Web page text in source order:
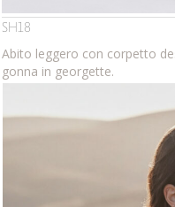
SH18
Abito leggero con corpetto
gonna in georgette.